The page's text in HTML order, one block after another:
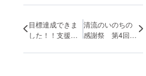
目標達成できま
した！！支援し
様に心から感謝
清流のいのちの
感謝祭 第4回小
り」、冷たい雨